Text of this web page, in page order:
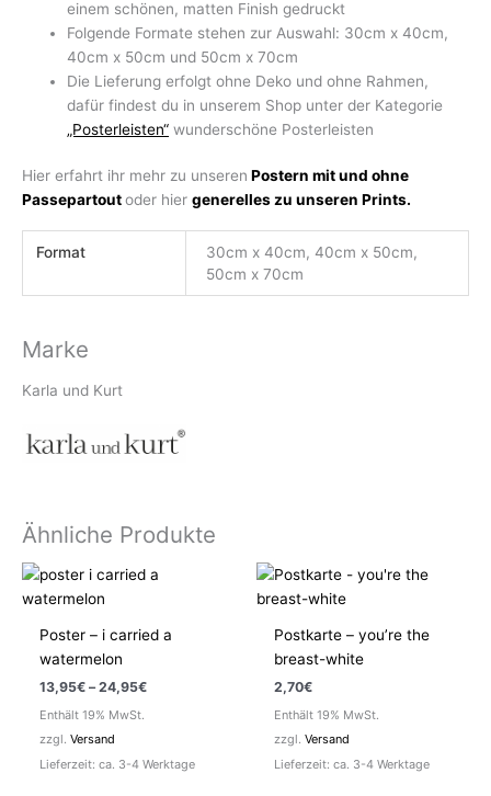
einem schönen, matten Finish gedruckt
Folgende Formate stehen zur Auswahl: 30cm x 40cm,
40cm x 50cm und 50cm x 70cm
Die Lieferung erfolgt ohne Deko und ohne Rahmen,
dafür findest du in unserem Shop unter der Kategorie
„Posterleisten“ wunderschöne Posterleisten
Hier erfahrt ihr mehr zu unseren Postern mit und ohne
Passepartoutoder hier generelles zu unseren Prints.
Format
30cm x 40cm, 40cm x 50cm,
50cm x 70cm
Marke
Karla und Kurt
Ähnliche Produkte
Poster – i carried a
watermelon
13,95€ –24,95€Preisspanne:
Enthält 19% MwSt.
zzgl.Versand
Lieferzeit: ca. 3-4 Werktage
Postkarte – you’re the
breast-white
2,70€
Enthält 19% MwSt.
zzgl.Versand
Lieferzeit: ca. 3-4 Werktage